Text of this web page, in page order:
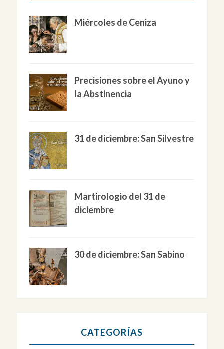
Miércoles de Ceniza
Precisiones sobre el Ayuno y
la Abstinencia
31 de diciembre: San Silvestre
Martirologio del 31 de
diciembre
30 de diciembre: San Sabino
CATEGORÍAS